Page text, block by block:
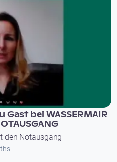
Gast bei WASSERMAIR
den Notausgang